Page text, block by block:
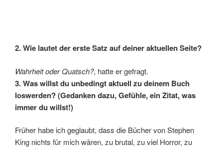
2. Wie lautet der erste Satz auf deiner aktuellen Seite?
Wahrheit oder Quatsch?, hatte er gefragt.
3. Was willst du unbedingt aktuell zu deinem Buch
loswerden? (Gedanken dazu, Gefühle, ein Zitat, was
immer du willst!)
Früher habe ich geglaubt, dass die Bücher von Stephen
King nichts für mich wären, zu brutal, zu viel Horror, zu